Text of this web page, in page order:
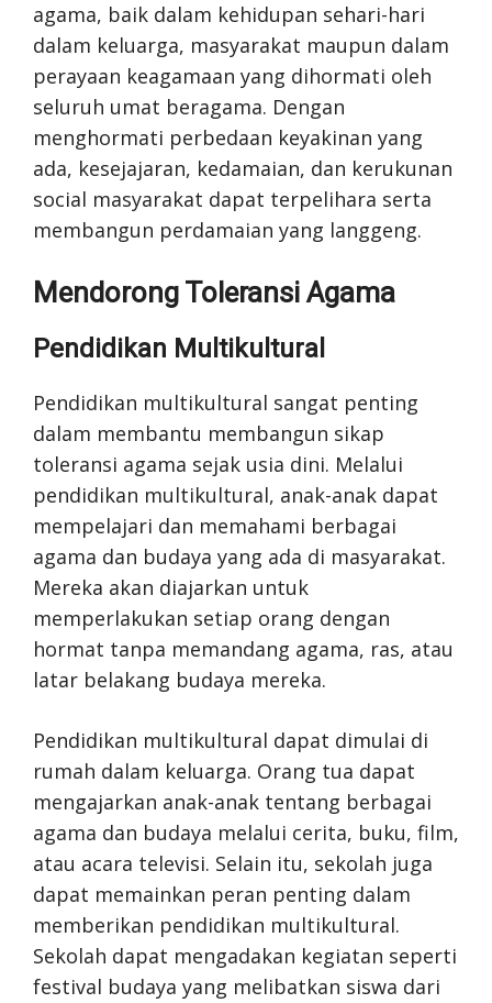
agama, baik dalam kehidupan sehari-hari
dalam keluarga, masyarakat maupun dalam
perayaan keagamaan yang dihormati oleh
seluruh umat beragama. Dengan
menghormati perbedaan keyakinan yang
ada, kesejajaran, kedamaian, dan kerukunan
social masyarakat dapat terpelihara serta
membangun perdamaian yang langgeng.
Mendorong Toleransi Agama
Pendidikan Multikultural
Pendidikan multikultural sangat penting
dalam membantu membangun sikap
toleransi agama sejak usia dini. Melalui
pendidikan multikultural, anak-anak dapat
mempelajari dan memahami berbagai
agama dan budaya yang ada di masyarakat.
Mereka akan diajarkan untuk
memperlakukan setiap orang dengan
hormat tanpa memandang agama, ras, atau
latar belakang budaya mereka.
Pendidikan multikultural dapat dimulai di
rumah dalam keluarga. Orang tua dapat
mengajarkan anak-anak tentang berbagai
agama dan budaya melalui cerita, buku, film,
atau acara televisi. Selain itu, sekolah juga
dapat memainkan peran penting dalam
memberikan pendidikan multikultural.
Sekolah dapat mengadakan kegiatan seperti
festival budaya yang melibatkan siswa dari